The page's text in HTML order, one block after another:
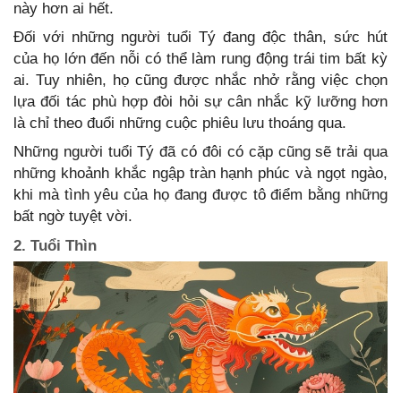
này hơn ai hết.
Đối với những người tuổi Tý đang độc thân, sức hút
của họ lớn đến nỗi có thể làm rung động trái tim bất kỳ
ai. Tuy nhiên, họ cũng được nhắc nhở rằng việc chọn
lựa đối tác phù hợp đòi hỏi sự cân nhắc kỹ lưỡng hơn
là chỉ theo đuổi những cuộc phiêu lưu thoáng qua.
Những người tuổi Tý đã có đôi có cặp cũng sẽ trải qua
những khoảnh khắc ngập tràn hạnh phúc và ngọt ngào,
khi mà tình yêu của họ đang được tô điểm bằng những
bất ngờ tuyệt vời.
2. Tuổi Thìn